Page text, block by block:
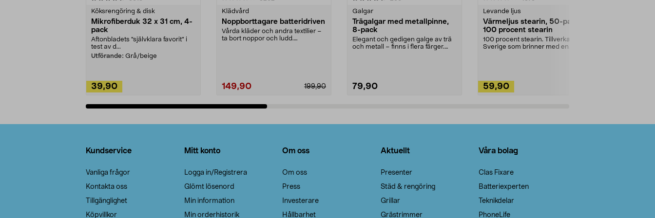
Köksrengöring & disk
Mikrofiberduk 32 x 31 cm, 4-
pack
Aftonbladets "självklara favorit” i
test av d...
Utförande: Grå/beige
39,90
Klädvård
Noppborttagare batteridriven
Vårda kläder och andra textilier –
ta bort noppor och ludd.
199,90
149,90
Galgar
Trägalgar med metallpinne,
8-pack
Elegant och gedigen galge av trä
och metall – finns i flera färger.
79,90
Levande ljus
Värmeljus stearin, 50-pack,
100 procent stearin
100 procent stearin. Tillverkade i
Sverige som brinner med en
59,90
Kundservice
Vanliga frågor
Kontakta oss
Tillgänglighet
Köpvillkor
Mitt konto
Logga in/Registrera
Glömt lösenord
Min information
Min orderhistorik
Om oss
Om oss
Press
Investerare
Hållbarhet
Aktuellt
Presenter
Städ & rengöring
Grillar
Grästrimmer
Våra bolag
Clas Fixare
Batteriexperten
Teknikdelar
PhoneLife